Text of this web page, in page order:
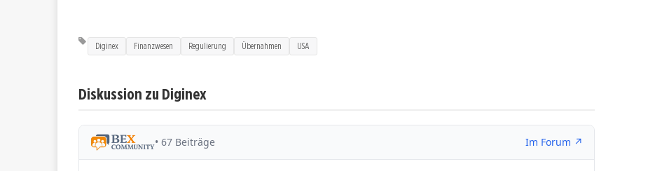
Diginex Finanzwesen Regulierung Übernahmen USA
Diskussion zu Diginex